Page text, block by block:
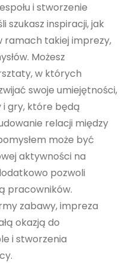
i stworzenie
szukasz inspiracji, jak
ramach takiej imprezy,
Możesz
w których
swoje umiejętności,
i gry, które będą
relacji między
może być
aktywności na
pozwoli
pracowników.
zabawy, impreza
okazją do
i stworzenia